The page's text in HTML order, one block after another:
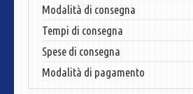
Modalità di consegna
Tempi di consegna
Spese di consegna
Modalità di pagamento